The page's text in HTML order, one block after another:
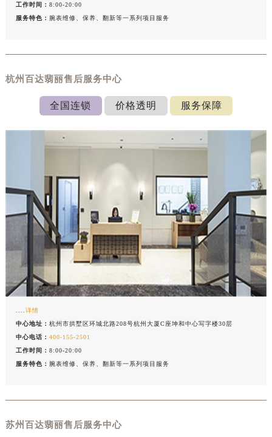
工作时间：8:00-20:00
服务特色： 腕表维修、保养、翻新等一系列项目服务
杭州百达翡丽售后服务中心
全国连锁 价格透明 服务保障
....详情
中心地址：杭州市拱墅区环城北路208号杭州大厦C座坤和中心写字楼30层
中心电话：400-155-2501
工作时间：8:00-20:00
服务特色： 腕表维修、保养、翻新等一系列项目服务
苏州百达翡丽售后服务中心